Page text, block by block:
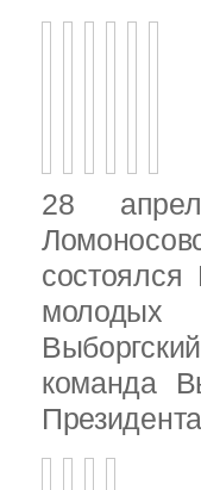
28
молодых
команда